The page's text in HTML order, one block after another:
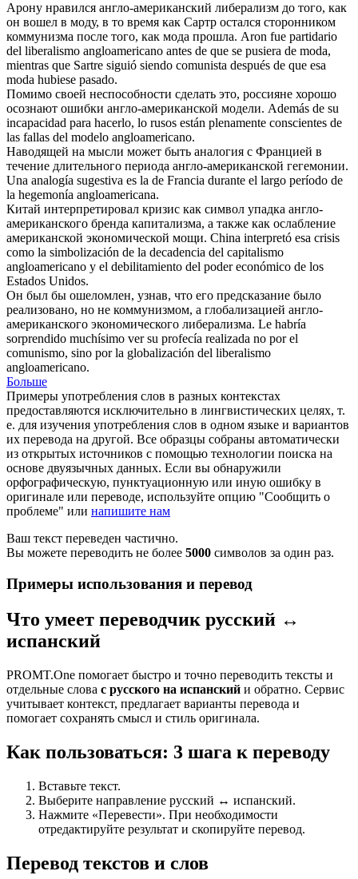
Арону нравился англо-американский либерализм до того, как
он вошел в моду, в то время как Сартр остался сторонником
коммунизма после того, как мода прошла. Aron fue partidario
del liberalismo angloamericano antes de que se pusiera de moda,
mientras que Sartre siguió siendo comunista después de que esa
moda hubiese pasado.
Помимо своей неспособности сделать это, россияне хорошо
осознают ошибки англо-американской модели. Además de su
incapacidad para hacerlo, lo rusos están plenamente conscientes de
las fallas del modelo angloamericano.
Наводящей на мысли может быть аналогия с Францией в
течение длительного периода англо-американской гегемонии.
Una analogía sugestiva es la de Francia durante el largo período de
la hegemonía angloamericana.
Китай интерпретировал кризис как символ упадка англо-
американского бренда капитализма, а также как ослабление
американской экономической мощи. China interpretó esa crisis
como la simbolización de la decadencia del capitalismo
angloamericano y el debilitamiento del poder económico de los
Estados Unidos.
Он был бы ошеломлен, узнав, что его предсказание было
реализовано, но не коммунизмом, а глобализацией англо-
американского экономического либерализма. Le habría
sorprendido muchísimo ver su profecía realizada no por el
comunismo, sino por la globalización del liberalismo
angloamericano.
Больше
Примеры употребления слов в разных контекстах
предоставляются исключительно в лингвистических целях, т.
е. для изучения употребления слов в одном языке и вариантов
их перевода на другой. Все образцы собраны автоматически
из открытых источников с помощью технологии поиска на
основе двуязычных данных. Если вы обнаружили
орфографическую, пунктуационную или иную ошибку в
оригинале или переводе, используйте опцию "Сообщить о
проблеме" или напишите нам
Ваш текст переведен частично.
Вы можете переводить не более 5000 символов за один раз.
Примеры использования и перевод
Что умеет переводчик русский ↔
испанский
PROMT.One помогает быстро и точно переводить тексты и
отдельные слова с русского на испанский и обратно. Сервис
учитывает контекст, предлагает варианты перевода и
помогает сохранять смысл и стиль оригинала.
Как пользоваться: 3 шага к переводу
Вставьте текст.
Выберите направление русский ↔ испанский.
Нажмите «Перевести». При необходимости
отредактируйте результат и скопируйте перевод.
Перевод текстов и слов